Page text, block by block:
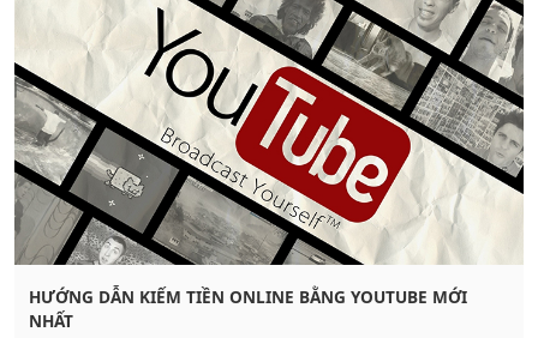
HƯỚNG DẪN KIẾM TIỀN ONLINE BẰNG YOUTUBE MỚI
NHẤT